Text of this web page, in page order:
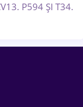
P594 ȘI T34.